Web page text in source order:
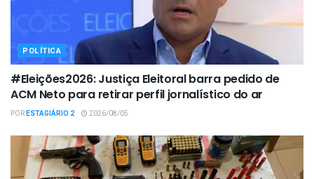
POLÍTICA
#Eleições2026: Justiça Eleitoral barra pedido de
ACM Neto para retirar perfil jornalístico do ar
PORESTAGIÁRIO 2 2026/08/05